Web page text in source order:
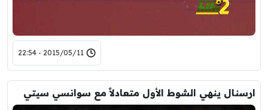
2015/05/11 - 22:54
ارسنال ينهي الشوط الأول متعادلاً مع سوانسي سيتي